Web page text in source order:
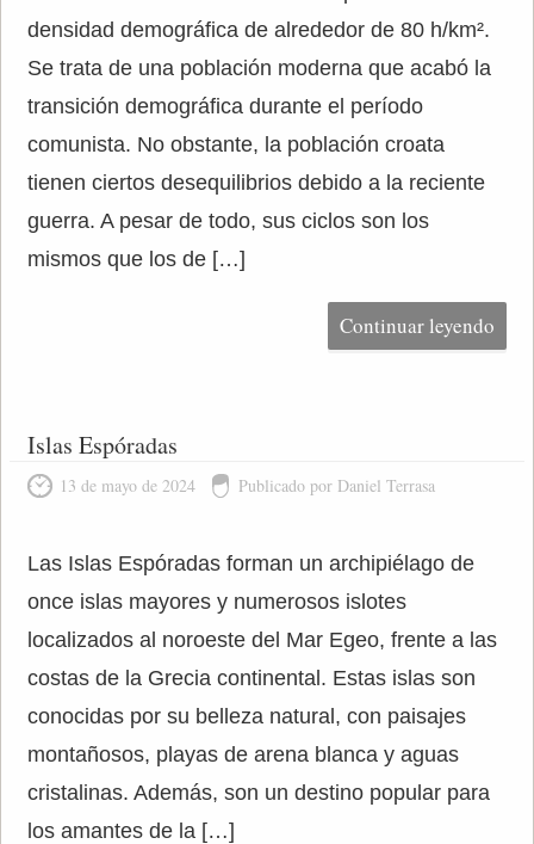
densidad demográfica de alrededor de 80 h/km².
Se trata de una población moderna que acabó la
transición demográfica durante el período
comunista. No obstante, la población croata
tienen ciertos desequilibrios debido a la reciente
guerra. A pesar de todo, sus ciclos son los
mismos que los de […]
Continuar leyendo
Islas Espóradas
13 de mayo de 2024 Publicado por Daniel Terrasa
Las Islas Espóradas forman un archipiélago de
once islas mayores y numerosos islotes
localizados al noroeste del Mar Egeo, frente a las
costas de la Grecia continental. Estas islas son
conocidas por su belleza natural, con paisajes
montañosos, playas de arena blanca y aguas
cristalinas. Además, son un destino popular para
los amantes de la […]